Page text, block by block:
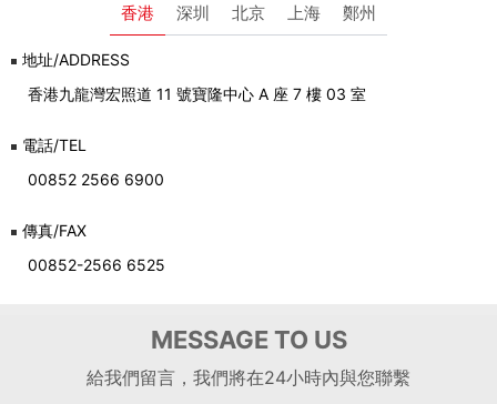
香港 深圳 北京 上海 鄭州
地址/ADDRESS
香港九龍灣宏照道 11 號寶隆中心 A 座 7 樓 03 室
電話/TEL
00852 2566 6900
傳真/FAX
00852-2566 6525
MESSAGE TO US
給我們留言，我們將在24小時內與您聯繫